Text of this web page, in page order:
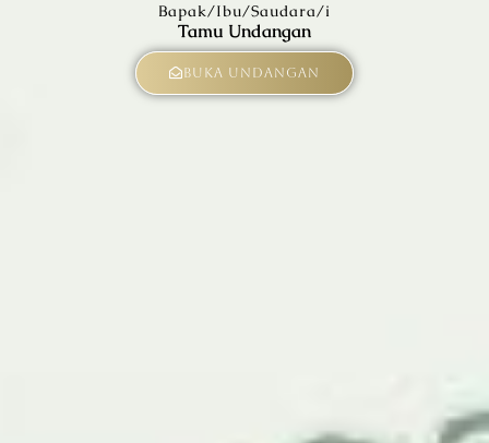
Bapak/Ibu/Saudara/i
Tamu Undangan
Buka Undangan